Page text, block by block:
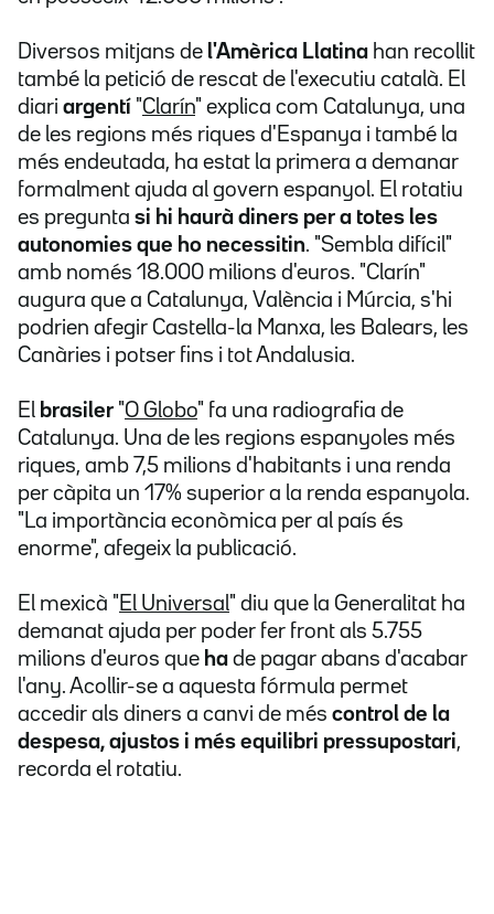
Diversos mitjans de l'Amèrica Llatina han recollit
també la petició de rescat de l'executiu català. El
diari argentí "Clarín" explica com Catalunya, una
de les regions més riques d'Espanya i també la
més endeutada, ha estat la primera a demanar
formalment ajuda al govern espanyol. El rotatiu
es pregunta si hi haurà diners per a totes les
autonomies que ho necessitin. "Sembla difícil"
amb només 18.000 milions d'euros. "Clarín"
augura que a Catalunya, València i Múrcia, s'hi
podrien afegir Castella-la Manxa, les Balears, les
Canàries i potser fins i tot Andalusia.
El brasiler "O Globo" fa una radiografia de
Catalunya. Una de les regions espanyoles més
riques, amb 7,5 milions d'habitants i una renda
per càpita un 17% superior a la renda espanyola.
"La importància econòmica per al país és
enorme", afegeix la publicació.
El mexicà " El Universal" diu que la Generalitat ha
demanat ajuda per poder fer front als 5.755
milions d'euros que ha de pagar abans d'acabar
l'any. Acollir-se a aquesta fórmula permet
accedir als diners a canvi de més control de la
despesa, ajustos i més equilibri pressupostari,
recorda el rotatiu.